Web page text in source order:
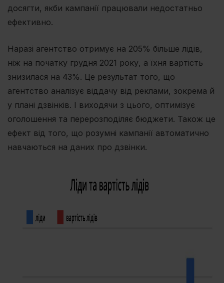
досягти, якби кампанії працювали недостатньо
ефективно.
Наразі агентство отримує на 205% більше лідів,
ніж на початку грудня 2021 року, а їхня вартість
знизилася на 43%. Це результат того, що
агентство аналізує віддачу від реклами, зокрема й
у плані дзвінків. І виходячи з цього, оптимізує
оголошення та перерозподіляє бюджети. Також це
ефект від того, що розумні кампанії автоматично
навчаються на даних про дзвінки.